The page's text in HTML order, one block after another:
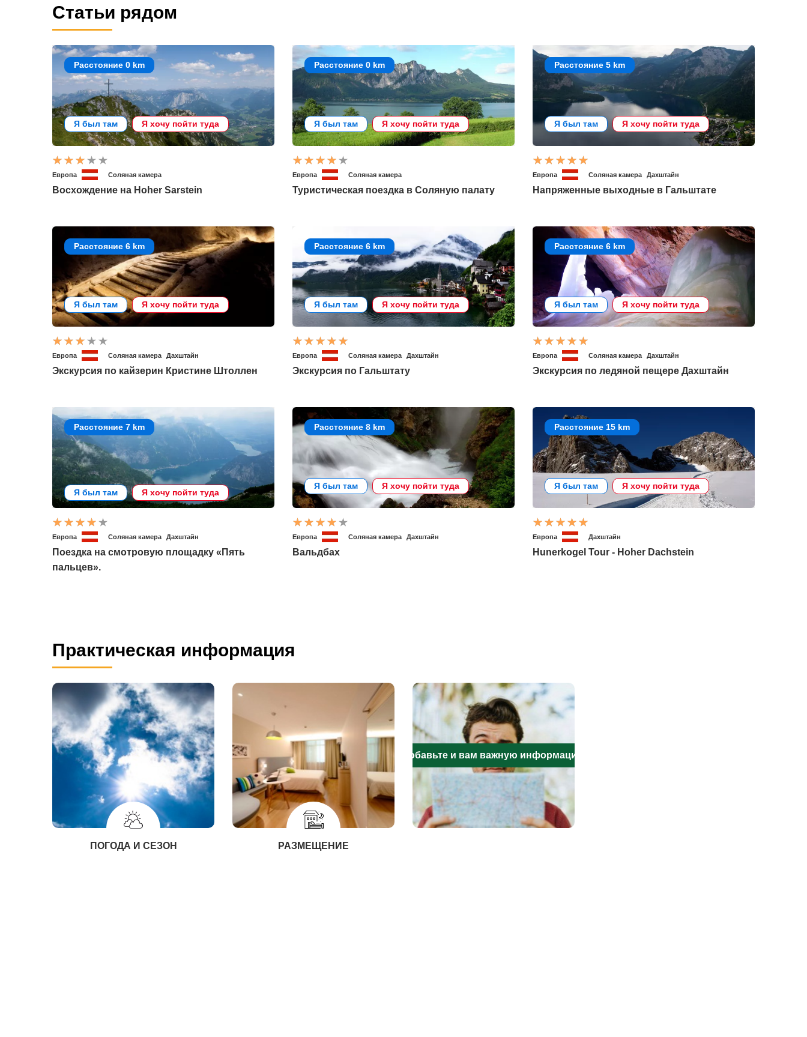
Статьи рядом
Расстояние 0 km
Я был там Я хочу пойти туда
Европа Соляная камера
Восхождение на Hoher Sarstein
Расстояние 0 km
Я был там Я хочу пойти туда
Европа Соляная камера
Туристическая поездка в Соляную палату
Расстояние 5 km
Я был там Я хочу пойти туда
Европа Соляная камера Дахштайн
Напряженные выходные в Гальштате
Расстояние 6 km
Я был там Я хочу пойти туда
Европа Соляная камера Дахштайн
Экскурсия по кайзерин Кристине Штоллен
Расстояние 6 km
Я был там Я хочу пойти туда
Европа Соляная камера Дахштайн
Экскурсия по Гальштату
Расстояние 6 km
Я был там Я хочу пойти туда
Европа Соляная камера Дахштайн
Экскурсия по ледяной пещере Дахштайн
Расстояние 7 km
Я был там Я хочу пойти туда
Европа Соляная камера Дахштайн
Поездка на смотровую площадку «Пять
пальцев».
Расстояние 8 km
Я был там Я хочу пойти туда
Европа Соляная камера Дахштайн
Вальдбах
Расстояние 15 km
Я был там Я хочу пойти туда
Европа Дахштайн
Hunerkogel Tour - Hoher Dachstein
Практическая информация
ПОГОДА И СЕЗОН РАЗМЕЩЕНИЕ
Добавьте и вам важную информацию